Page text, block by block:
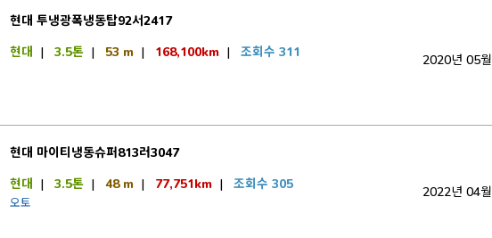
현대 투냉광폭냉동탑92서2417
현대 | 3.5톤| 53 m| 168,100km| 조회수 311
2020년 05월
현대 마이티냉동슈퍼813러3047
현대 | 3.5톤| 48 m| 77,751km| 조회수 305
오토
2022년 04월